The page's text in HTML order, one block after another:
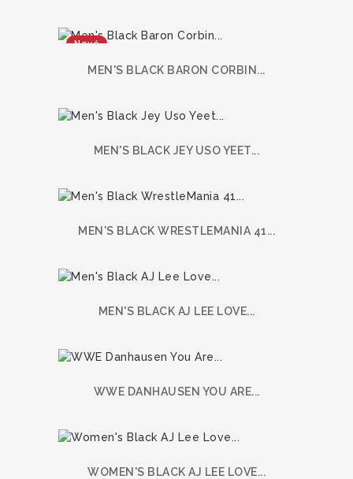
Nové
MEN'S BLACK BARON CORBIN...
MEN'S BLACK JEY USO YEET...
MEN'S BLACK WRESTLEMANIA 41...
MEN'S BLACK AJ LEE LOVE...
WWE DANHAUSEN YOU ARE...
WOMEN'S BLACK AJ LEE LOVE...